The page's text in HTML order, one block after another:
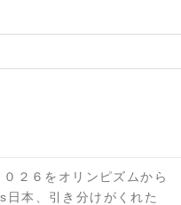
２６をオリンピズムから
本、引き分けがくれた